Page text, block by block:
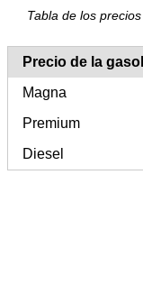
Tabla de los
Precio de la
Magna
Premium
Diesel